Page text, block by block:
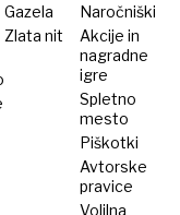
in
Gazela
Zlata nit
Naročniški
Akcije in
nagradne
igre
Spletno
mesto
Piškotki
Avtorske
pravice
Volilna